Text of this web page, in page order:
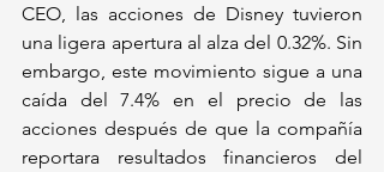
CEO, las acciones de Disney tuvieron
una ligera apertura al alza del 0.32%. Sin
embargo, este movimiento sigue a una
caída del 7.4% en el precio de las
acciones después de que la compañía
reportara resultados financieros del